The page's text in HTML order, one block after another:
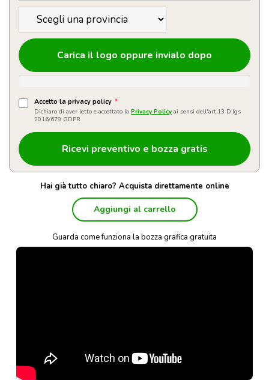
Carica il logo oppure invialo dopo
Accetto la privacy policy *
Dichiaro di aver letto e accettato la Privacy Policy ai sensi dell'art.13 D.lgs
2016/679 GDPR
Hai già tutto chiaro? Acquista direttamente online
Aggiungi al carrello
Guarda come funziona la bozza grafica gratuita